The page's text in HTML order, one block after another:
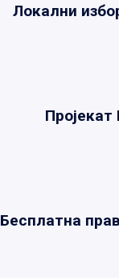
Локални
Пројекат
Бесплатна